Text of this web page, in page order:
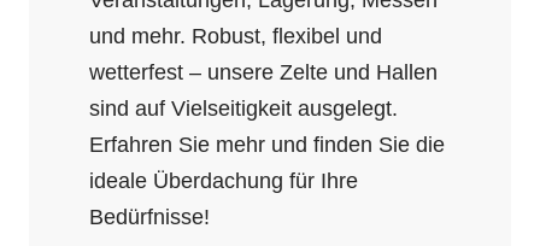
und mehr. Robust, flexibel und
wetterfest – unsere Zelte und Hallen
sind auf Vielseitigkeit ausgelegt.
Erfahren Sie mehr und finden Sie die
ideale Überdachung für Ihre
Bedürfnisse!